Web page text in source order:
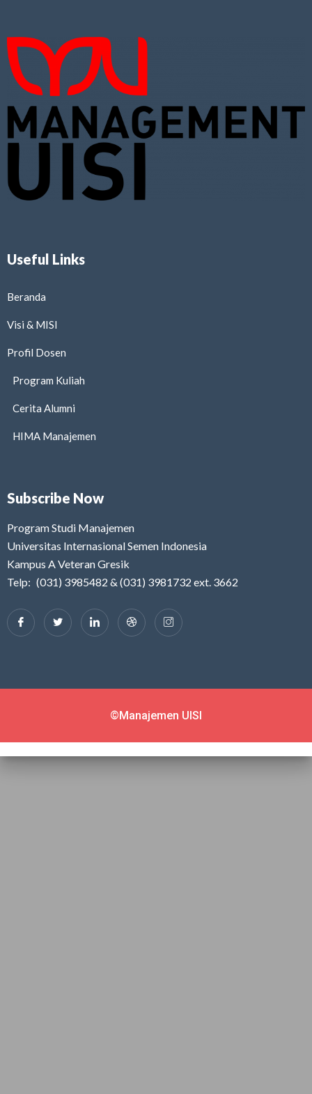
Useful Links
Beranda
Visi & MISI
Profil Dosen
Program Kuliah
Cerita Alumni
HIMA Manajemen
Subscribe Now
Program Studi Manajemen
Universitas Internasional Semen Indonesia
Kampus A Veteran Gresik
Telp: (031) 3985482 & (031) 3981732 ext. 3662
©Manajemen UISI